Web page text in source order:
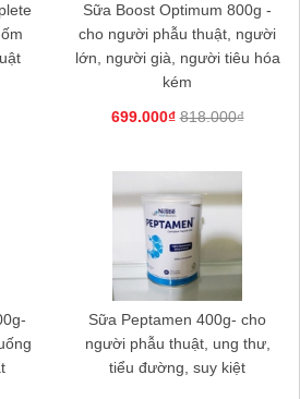
Sữa Boost Optimum 800g -
cho người phẫu thuật, người
lớn, người già, người tiêu hóa
kém
699.000₫ 818.000₫
Sữa Peptamen 400g- cho
người phẫu thuật, ung thư,
tiểu đường, suy kiệt
Delical Vani lốc 4 chai- nắp xanh-
cho người ung thư, phẫu thuật, tiểu
Thực phẩm dinh dưỡng y học Nucare
DM- Dành cho người ung thư, phẫu
bột FontActiv Complete 800g- Sữa
người ốm yếu, mệt mỏi, phẫu